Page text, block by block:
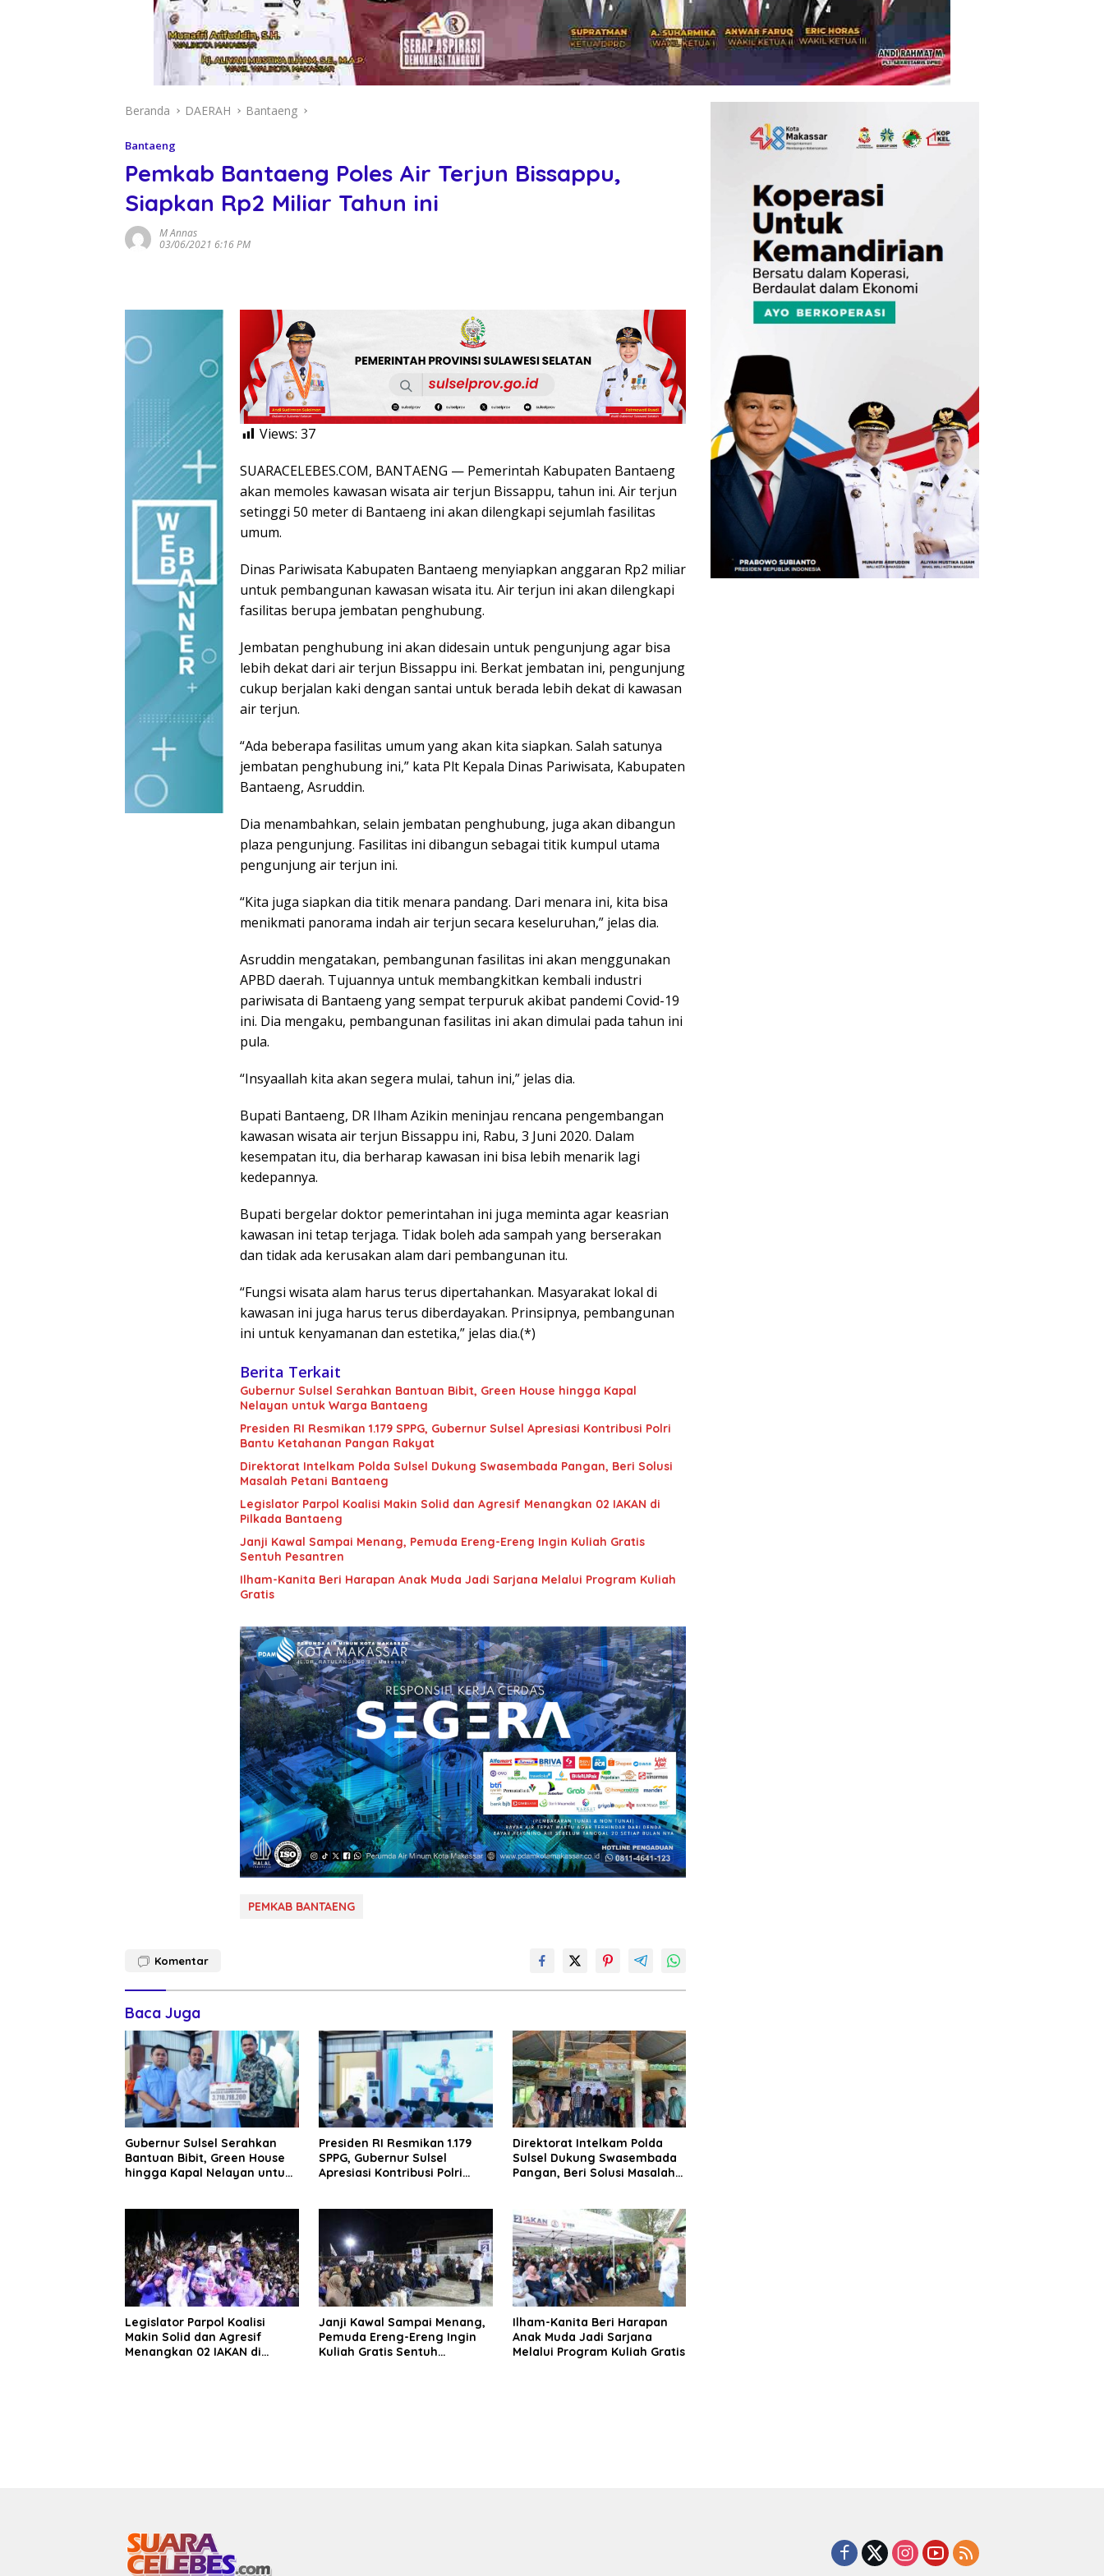
Beranda DAERAH Bantaeng
Bantaeng
Pemkab Bantaeng Poles Air Terjun Bissappu,
Siapkan Rp2 Miliar Tahun ini
M Annas
03/06/2021 6:16 PM
Views: 37
SUARACELEBES.COM, BANTAENG — Pemerintah Kabupaten Bantaeng
akan memoles kawasan wisata air terjun Bissappu, tahun ini. Air terjun
setinggi 50 meter di Bantaeng ini akan dilengkapi sejumlah fasilitas
umum.
Dinas Pariwisata Kabupaten Bantaeng menyiapkan anggaran Rp2 miliar
untuk pembangunan kawasan wisata itu. Air terjun ini akan dilengkapi
fasilitas berupa jembatan penghubung.
Jembatan penghubung ini akan didesain untuk pengunjung agar bisa
lebih dekat dari air terjun Bissappu ini. Berkat jembatan ini, pengunjung
cukup berjalan kaki dengan santai untuk berada lebih dekat di kawasan
air terjun.
“Ada beberapa fasilitas umum yang akan kita siapkan. Salah satunya
jembatan penghubung ini,” kata Plt Kepala Dinas Pariwisata, Kabupaten
Bantaeng, Asruddin.
Dia menambahkan, selain jembatan penghubung, juga akan dibangun
plaza pengunjung. Fasilitas ini dibangun sebagai titik kumpul utama
pengunjung air terjun ini.
“Kita juga siapkan dia titik menara pandang. Dari menara ini, kita bisa
menikmati panorama indah air terjun secara keseluruhan,” jelas dia.
Asruddin mengatakan, pembangunan fasilitas ini akan menggunakan
APBD daerah. Tujuannya untuk membangkitkan kembali industri
pariwisata di Bantaeng yang sempat terpuruk akibat pandemi Covid-19
ini. Dia mengaku, pembangunan fasilitas ini akan dimulai pada tahun ini
pula.
“Insyaallah kita akan segera mulai, tahun ini,” jelas dia.
Bupati Bantaeng, DR Ilham Azikin meninjau rencana pengembangan
kawasan wisata air terjun Bissappu ini, Rabu, 3 Juni 2020. Dalam
kesempatan itu, dia berharap kawasan ini bisa lebih menarik lagi
kedepannya.
Bupati bergelar doktor pemerintahan ini juga meminta agar keasrian
kawasan ini tetap terjaga. Tidak boleh ada sampah yang berserakan
dan tidak ada kerusakan alam dari pembangunan itu.
“Fungsi wisata alam harus terus dipertahankan. Masyarakat lokal di
kawasan ini juga harus terus diberdayakan. Prinsipnya, pembangunan
ini untuk kenyamanan dan estetika,” jelas dia.(*)
Berita Terkait
Gubernur Sulsel Serahkan Bantuan Bibit, Green House hingga Kapal
Nelayan untuk Warga Bantaeng
Presiden RI Resmikan 1.179 SPPG, Gubernur Sulsel Apresiasi Kontribusi Polri
Bantu Ketahanan Pangan Rakyat
Direktorat Intelkam Polda Sulsel Dukung Swasembada Pangan, Beri Solusi
Masalah Petani Bantaeng
Legislator Parpol Koalisi Makin Solid dan Agresif Menangkan 02 IAKAN di
Pilkada Bantaeng
Janji Kawal Sampai Menang, Pemuda Ereng-Ereng Ingin Kuliah Gratis
Sentuh Pesantren
Ilham-Kanita Beri Harapan Anak Muda Jadi Sarjana Melalui Program Kuliah
Gratis
PEMKAB BANTAENG
Komentar
Baca Juga
Gubernur Sulsel Serahkan
Bantuan Bibit, Green House
hingga Kapal Nelayan untuk
Presiden RI Resmikan 1.179
SPPG, Gubernur Sulsel
Apresiasi Kontribusi Polri
Direktorat Intelkam Polda
Sulsel Dukung Swasembada
Pangan, Beri Solusi Masalah
Legislator Parpol Koalisi
Makin Solid dan Agresif
Menangkan 02 IAKAN di
Janji Kawal Sampai Menang,
Pemuda Ereng-Ereng Ingin
Kuliah Gratis Sentuh
Ilham-Kanita Beri Harapan
Anak Muda Jadi Sarjana
Melalui Program Kuliah Gratis